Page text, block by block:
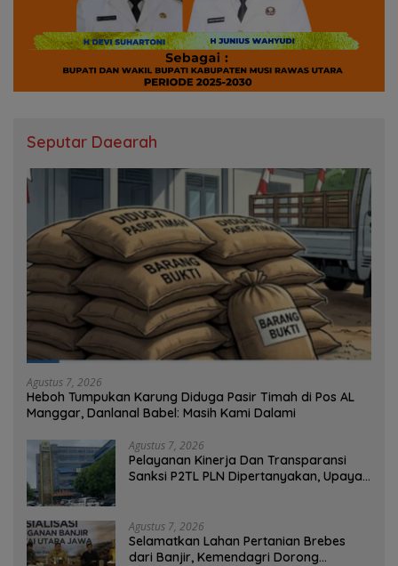
Seputar Daearah
Agustus 7, 2026
Heboh Tumpukan Karung Diduga Pasir Timah di Pos AL
Manggar, Danlanal Babel: Masih Kami Dalami
Agustus 7, 2026
Pelayanan Kinerja Dan Transparansi
Sanksi P2TL PLN Dipertanyakan, Upaya
Agustus 7, 2026
Selamatkan Lahan Pertanian Brebes
dari Banjir, Kemendagri Dorong